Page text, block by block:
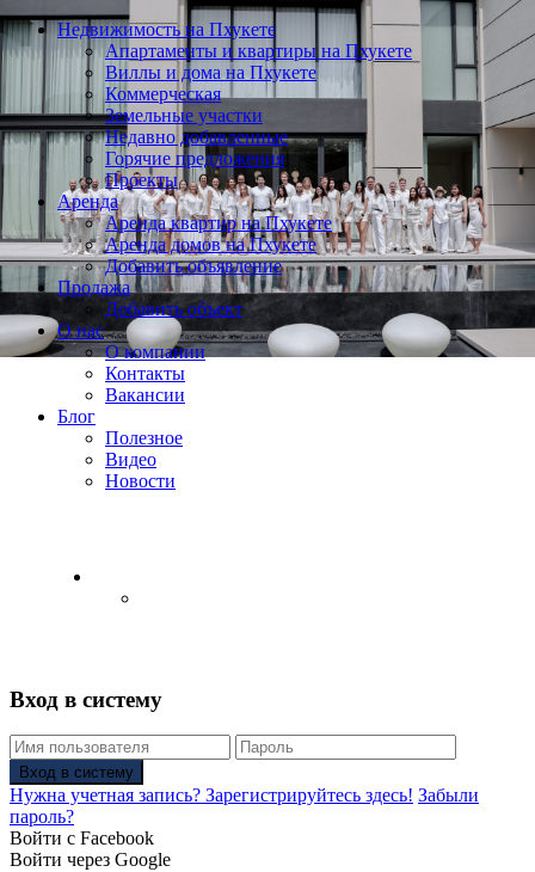
Недвижимость на Пхукете
Апартаменты и квартиры на Пхукете
Виллы и дома на Пхукете
Коммерческая
Земельные участки
Недавно добавленные
Горячие предложения
Проекты
Аренда
Аренда квартир на Пхукете
Аренда домов на Пхукете
Добавить объявление
Продажа
Добавить объект
О нас
О компании
Контакты
Вакансии
Блог
Полезное
Видео
Новости
Вход в систему
Вход в систему
Нужна учетная запись? Зарегистрируйтесь здесь! Забыли
пароль?
Войти с Facebook
Войти через Google